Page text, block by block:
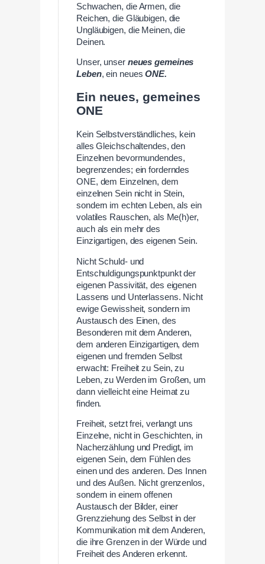
Schwachen, die Armen, die
Reichen, die Gläubigen, die
Ungläubigen, die Meinen, die
Deinen.
Unser, unser neues gemeines
Leben, ein neuesONE.
Ein neues, gemeines
ONE
Kein Selbstverständliches, kein
alles Gleichschaltendes, den
Einzelnen bevormundendes,
begrenzendes; ein forderndes
ONE, dem Einzelnen, dem
einzelnen Sein nicht in Stein,
sondern im echten Leben, als ein
volatiles Rauschen, als Me(h)er,
auch als ein mehr des
Einzigartigen, des eigenen Sein.
Nicht Schuld- und
Entschuldigungspunktpunkt der
eigenen Passivität, des eigenen
Lassens und Unterlassens. Nicht
ewige Gewissheit, sondern im
Austausch des Einen, des
Besonderen mit dem Anderen,
dem anderen Einzigartigen, dem
eigenen und fremden Selbst
erwacht: Freiheit zu Sein, zu
Leben, zu Werden im Großen, um
dann vielleicht eine Heimat zu
finden.
Freiheit, setzt frei, verlangt uns
Einzelne, nicht in Geschichten, in
Nacherzählung und Predigt, im
eigenen Sein, dem Fühlen des
einen und des anderen. Des Innen
und des Außen. Nicht grenzenlos,
sondern in einem offenen
Austausch der Bilder, einer
Grenzziehung des Selbst in der
Kommunikation mit dem Anderen,
die ihre Grenzen in der Würde und
Freiheit des Anderen erkennt.